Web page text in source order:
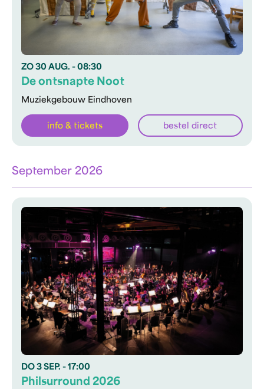
ZO 30 AUG. - 08:30
Muziekgebouw Eindhoven
De ontsnapte Noot
info & tickets bestel direct
September 2026
DO 3 SEP. - 17:00
Philsurround 2026